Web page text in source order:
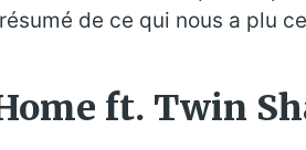
de ce qui nous a plu
ft. Twin